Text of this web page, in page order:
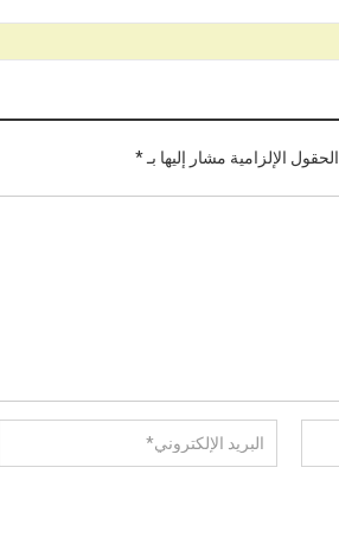
الحقول الإلزامية مشار إليها بـ*